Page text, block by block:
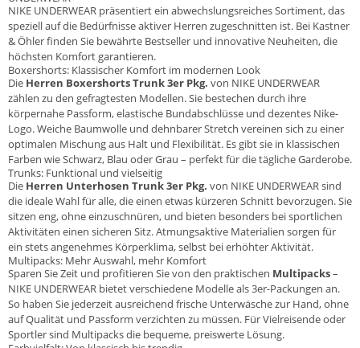
NIKE UNDERWEAR präsentiert ein abwechslungsreiches Sortiment, das
speziell auf die Bedürfnisse aktiver Herren zugeschnitten ist. Bei Kastner
& Öhler finden Sie bewährte Bestseller und innovative Neuheiten, die
höchsten Komfort garantieren.
Boxershorts: Klassischer Komfort im modernen Look
Die Herren Boxershorts Trunk 3er Pkg. von NIKE UNDERWEAR
zählen zu den gefragtesten Modellen. Sie bestechen durch ihre
körpernahe Passform, elastische Bundabschlüsse und dezentes Nike-
Logo. Weiche Baumwolle und dehnbarer Stretch vereinen sich zu einer
optimalen Mischung aus Halt und Flexibilität. Es gibt sie in klassischen
Farben wie Schwarz, Blau oder Grau – perfekt für die tägliche Garderobe.
Trunks: Funktional und vielseitig
Die Herren Unterhosen Trunk 3er Pkg. von NIKE UNDERWEAR sind
die ideale Wahl für alle, die einen etwas kürzeren Schnitt bevorzugen. Sie
sitzen eng, ohne einzuschnüren, und bieten besonders bei sportlichen
Aktivitäten einen sicheren Sitz. Atmungsaktive Materialien sorgen für
ein stets angenehmes Körperklima, selbst bei erhöhter Aktivität.
Multipacks: Mehr Auswahl, mehr Komfort
Sparen Sie Zeit und profitieren Sie von den praktischen Multipacks–
NIKE UNDERWEAR bietet verschiedene Modelle als 3er-Packungen an.
So haben Sie jederzeit ausreichend frische Unterwäsche zur Hand, ohne
auf Qualität und Passform verzichten zu müssen. Für Vielreisende oder
Sportler sind Multipacks die bequeme, preiswerte Lösung.